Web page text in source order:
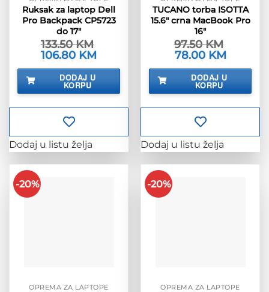
Ruksak za laptop Dell
Pro Backpack CP5723
do 17″
133.50KM
Izvorna
cijena
bila
133.50 KM.
106.80 KM
je:
DODAJ U
KORPU
Dodaj u listu želja
TUCANO torba ISOTTA
15.6″ crna MacBook Pro
16″
97.50KM
Izvorna
cijena
bila
97.50 KM.
78.00 KM
je:
78.00 KM.
DODAJ U
KORPU
Dodaj u listu želja
-20%
OPREMA ZA LAPTOPE
-20%
OPREMA ZA LAPTOPE